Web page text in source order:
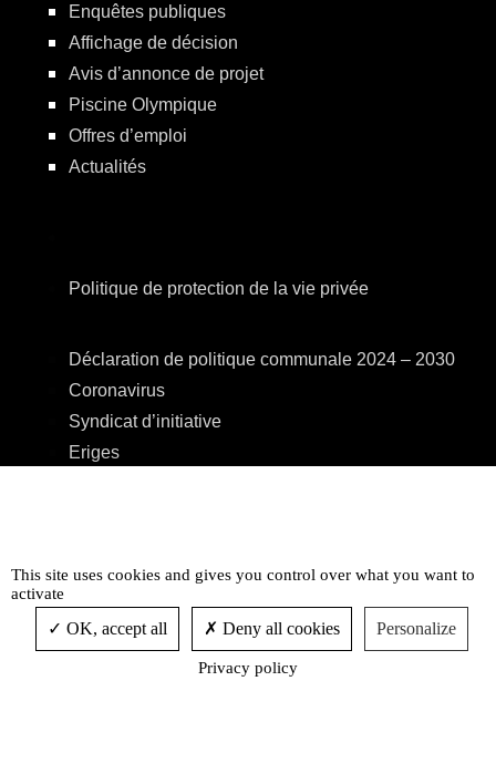
Enquêtes publiques
Affichage de décision
Avis d’annonce de projet
Piscine Olympique
Offres d’emploi
Actualités
Politique de protection de la vie privée
Déclaration de politique communale 2024 – 2030
Coronavirus
Syndicat d’initiative
Eriges
Accessibilité
This site uses cookies and gives you control over what you want to
activate
OK, accept all Deny all cookies Personalize
Privacy policy